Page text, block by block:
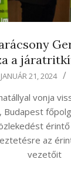
a
JANUÁR 21, 2024
vonja
Budapest
az
vezetőit